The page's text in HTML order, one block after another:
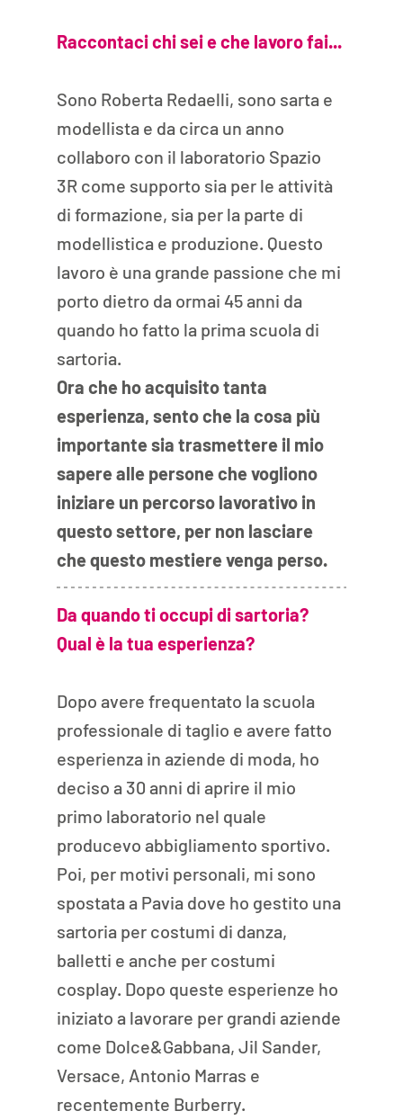
Raccontaci chi sei e che lavoro fai...
Sono Roberta Redaelli, sono sarta e
modellista e da circa un anno
collaboro con il laboratorio Spazio
3R come supporto sia per le attività
di formazione, sia per la parte di
modellistica e produzione. Questo
lavoro è una grande passione che mi
porto dietro da ormai 45 anni da
quando ho fatto la prima scuola di
sartoria.
Ora che ho acquisito tanta
esperienza, sento che la cosa più
importante sia trasmettere il mio
sapere alle persone che vogliono
iniziare un percorso lavorativo in
questo settore, per non lasciare
che questo mestiere venga perso.
Da quando ti occupi di sartoria?
Qual è la tua esperienza?
Dopo avere frequentato la scuola
professionale di taglio e avere fatto
esperienza in aziende di moda, ho
deciso a 30 anni di aprire il mio
primo laboratorio nel quale
producevo abbigliamento sportivo.
Poi, per motivi personali, mi sono
spostata a Pavia dove ho gestito una
sartoria per costumi di danza,
balletti e anche per costumi
cosplay. Dopo queste esperienze ho
iniziato a lavorare per grandi aziende
come Dolce&Gabbana, Jil Sander,
Versace, Antonio Marras e
recentemente Burberry.